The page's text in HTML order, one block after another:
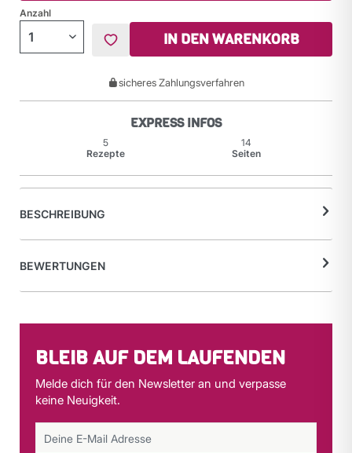
Anzahl
IN DEN WARENKORB
sicheres Zahlungsverfahren
EXPRESS INFOS
5
Rezepte
14
Seiten
BESCHREIBUNG
BEWERTUNGEN
BLEIB AUF DEM LAUFENDEN
Melde dich für den Newsletter an und verpasse
keine Neuigkeit.